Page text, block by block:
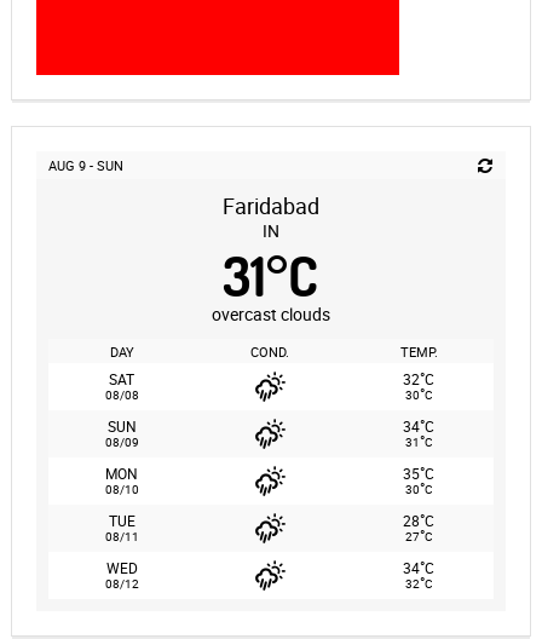
AUG 9 - SUN
Faridabad
IN
31°C
overcast clouds
DAY COND. TEMP.
SAT
08/08
32°C
30°C
SUN
08/09
34°C
31°C
MON
08/10
35°C
30°C
TUE
08/11
28°C
27°C
WED
08/12
34°C
32°C